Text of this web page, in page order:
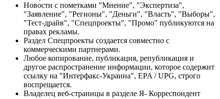
Новости с пометками "Мнение", "Экспертиза",
"Заявление", "Регионы", "Деньги", "Власть", "Выборы",
"Тест-драйв", "Спецпроекты", "Промо" публикуются на
правах рекламы.
Раздел Спецпроекты создается совместно с
коммерческими партнерами.
Любое копирование, публикация, републикация и
другое распространение информации, которое содержит
ссылку на "Интерфакс-Украина", EPA / UPG, строго
воспрещается.
Владелец веб-страницы в разделе Я- Корреспондент